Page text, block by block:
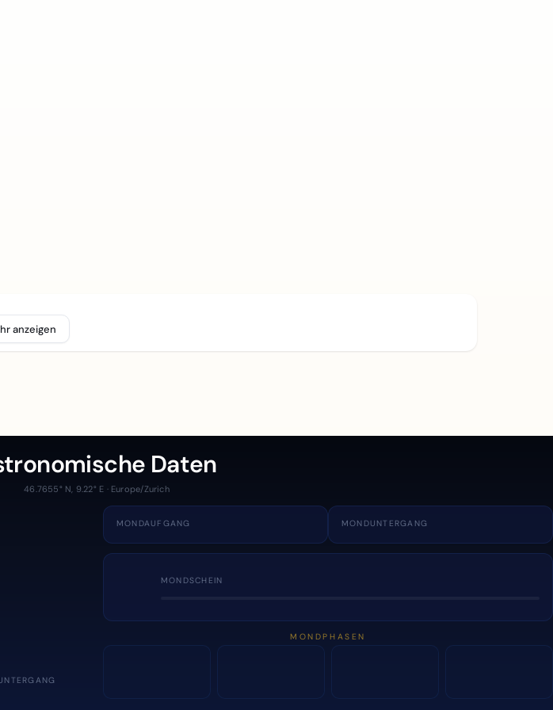
anzeigen
Daten
46.7655° N, 9.22° E · Europe/Zurich
MONDAUFGANG MONDUNTERGANG
MONDSCHEIN
MONDPHASEN